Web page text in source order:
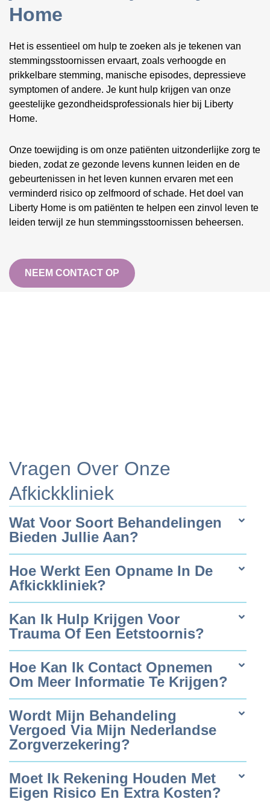
Home
Het is essentieel om hulp te zoeken als je tekenen van
stemmingsstoornissen ervaart, zoals verhoogde en
prikkelbare stemming, manische episodes, depressieve
symptomen of andere. Je kunt hulp krijgen van onze
geestelijke gezondheidsprofessionals hier bij Liberty
Home.
Onze toewijding is om onze patiënten uitzonderlijke zorg te
bieden, zodat ze gezonde levens kunnen leiden en de
gebeurtenissen in het leven kunnen ervaren met een
verminderd risico op zelfmoord of schade. Het doel van
Liberty Home is om patiënten te helpen een zinvol leven te
leiden terwijl ze hun stemmingsstoornissen beheersen.
NEEM CONTACT OP
Vragen Over Onze
Afkickkliniek
Wat Voor Soort Behandelingen
Bieden Jullie Aan?
Hoe Werkt Een Opname In De
Afkickkliniek?
Kan Ik Hulp Krijgen Voor
Trauma Of Een Eetstoornis?
Hoe Kan Ik Contact Opnemen
Om Meer Informatie Te Krijgen?
Wordt Mijn Behandeling
Vergoed Via Mijn Nederlandse
Zorgverzekering?
Moet Ik Rekening Houden Met
Eigen Risico En Extra Kosten?